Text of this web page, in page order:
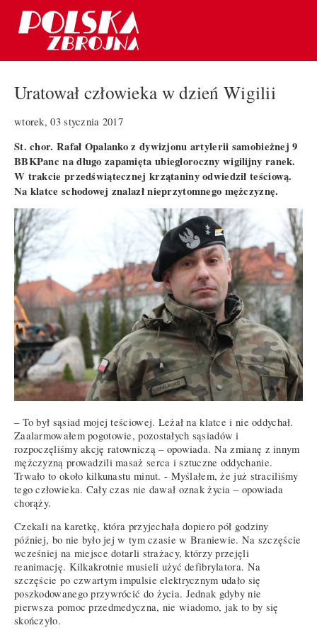
Uratował człowieka w dzień Wigilii
wtorek, 03 stycznia 2017
St. chor. Rafał Opalanko z dywizjonu artylerii samobieżnej 9
BBKPanc na długo zapamięta ubiegłoroczny wigilijny ranek.
W trakcie przedświątecznej krzątaniny odwiedził teściową.
Na klatce schodowej znalazł nieprzytomnego mężczyznę.
– To był sąsiad mojej teściowej. Leżał na klatce i nie oddychał.
Zaalarmowałem pogotowie, pozostałych sąsiadów i
rozpoczęliśmy akcję ratowniczą – opowiada. Na zmianę z innym
mężczyzną prowadzili masaż serca i sztuczne oddychanie.
Trwało to około kilkunastu minut. - Myślałem, że już straciliśmy
tego człowieka. Cały czas nie dawał oznak życia – opowiada
chorąży.
Czekali na karetkę, która przyjechała dopiero pół godziny
później, bo nie było jej w tym czasie w Braniewie. Na szczęście
wcześniej na miejsce dotarli strażacy, którzy przejęli
reanimację. Kilkakrotnie musieli użyć defibrylatora. Na
szczęście po czwartym impulsie elektrycznym udało się
poszkodowanego przywrócić do życia. Jednak gdyby nie
pierwsza pomoc przedmedyczna, nie wiadomo, jak to by się
skończyło.